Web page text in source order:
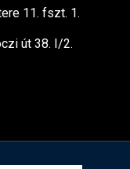
11. fszt. 1.
út 38. I/2.